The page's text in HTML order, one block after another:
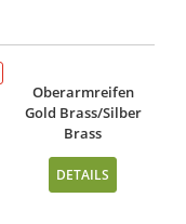
Oberarmreifen
Gold Brass/Silber
Brass
DETAILS